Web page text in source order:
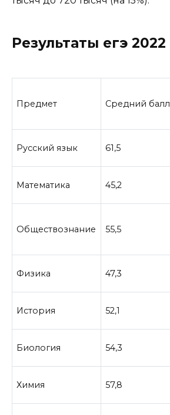
Результаты егэ 2022
Предмет Средний балл
Русский язык 61,5
Математика 45,2
Обществознание 55,5
Физика 47,3
История 52,1
Биология 54,3
Химия 57,8